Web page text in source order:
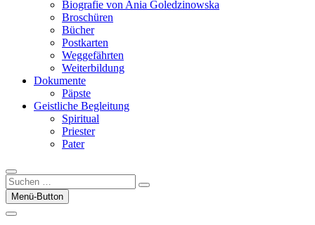
Biografie von Ania Goledzinowska
Broschüren
Bücher
Postkarten
Weggefährten
Weiterbildung
Dokumente
Päpste
Geistliche Begleitung
Spiritual
Priester
Pater
Suchen
…Menü-Button